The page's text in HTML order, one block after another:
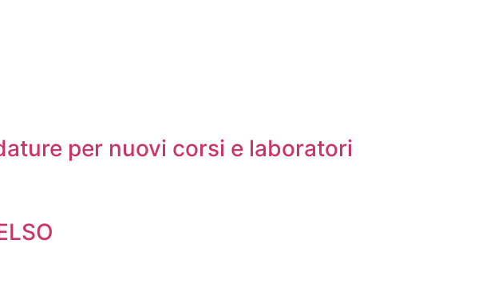
per nuovi corsi e laboratori